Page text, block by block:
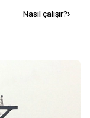
Nasıl çalışır?›